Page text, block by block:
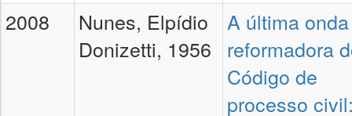
2008
Nunes, Elpídio
Donizetti, 1956
A última onda
reformadora
Código de
processo